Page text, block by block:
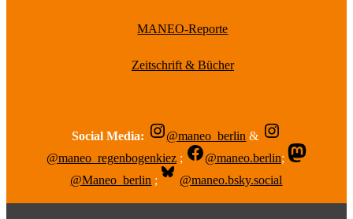
MANEO-Reporte
Zeitschrift & Bücher
Social Media: @maneo_berlin &
@maneo_regenbogenkiez ; @maneo.berlin;
@Maneo_berlin ; @maneo.bsky.social